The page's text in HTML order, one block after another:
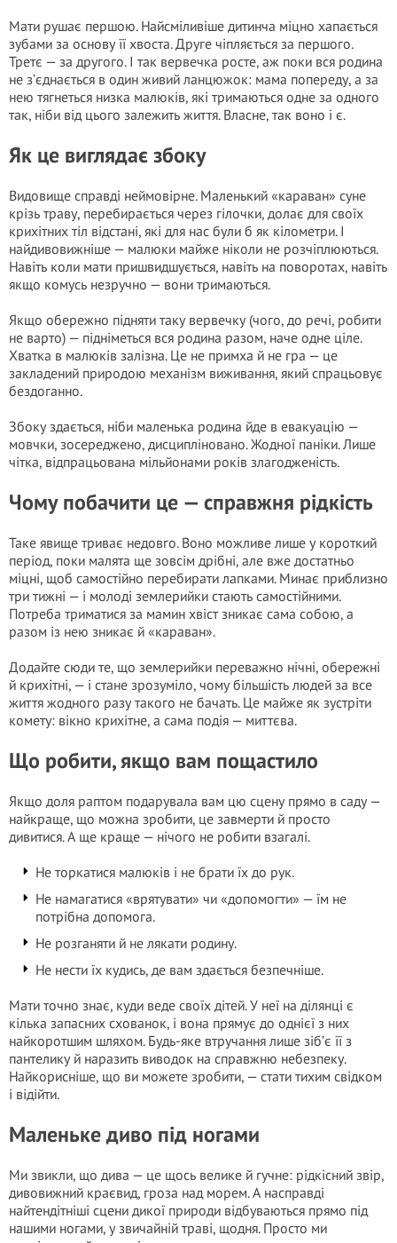
Мати рушає першою. Найсміливіше дитинча міцно хапається
зубами за основу її хвоста. Друге чіпляється за першого.
Третє — за другого. І так вервечка росте, аж поки вся родина
не з’єднається в один живий ланцюжок: мама попереду, а за
нею тягнеться низка малюків, які тримаються одне за одного
так, ніби від цього залежить життя. Власне, так воно і є.
Як це виглядає збоку
Видовище справді неймовірне. Маленький «караван» суне
крізь траву, перебирається через гілочки, долає для своїх
крихітних тіл відстані, які для нас були б як кілометри. І
найдивовижніше — малюки майже ніколи не розчіплюються.
Навіть коли мати пришвидшується, навіть на поворотах, навіть
якщо комусь незручно — вони тримаються.
Якщо обережно підняти таку вервечку (чого, до речі, робити
не варто) — підніметься вся родина разом, наче одне ціле.
Хватка в малюків залізна. Це не примха й не гра — це
закладений природою механізм виживання, який спрацьовує
бездоганно.
Збоку здається, ніби маленька родина йде в евакуацію —
мовчки, зосереджено, дисципліновано. Жодної паніки. Лише
чітка, відпрацьована мільйонами років злагодженість.
Чому побачити це — справжня рідкість
Таке явище триває недовго. Воно можливе лише у короткий
період, поки малята ще зовсім дрібні, але вже достатньо
міцні, щоб самостійно перебирати лапками. Минає приблизно
три тижні — і молоді землерийки стають самостійними.
Потреба триматися за мамин хвіст зникає сама собою, а
разом із нею зникає й «караван».
Додайте сюди те, що землерийки переважно нічні, обережні
й крихітні, — і стане зрозуміло, чому більшість людей за все
життя жодного разу такого не бачать. Це майже як зустріти
комету: вікно крихітне, а сама подія — миттєва.
Що робити, якщо вам пощастило
Якщо доля раптом подарувала вам цю сцену прямо в саду —
найкраще, що можна зробити, це завмерти й просто
дивитися. А ще краще — нічого не робити взагалі.
Не торкатися малюків і не брати їх до рук.
Не намагатися «врятувати» чи «допомогти» — їм не
потрібна допомога.
Не розганяти й не лякати родину.
Не нести їх кудись, де вам здається безпечніше.
Мати точно знає, куди веде своїх дітей. У неї на ділянці є
кілька запасних схованок, і вона прямує до однієї з них
найкоротшим шляхом. Будь-яке втручання лише зіб’є її з
пантелику й наразить виводок на справжню небезпеку.
Найкорисніше, що ви можете зробити, — стати тихим свідком
і відійти.
Маленьке диво під ногами
Ми звикли, що дива — це щось велике й гучне: рідкісний звір,
дивовижний краєвид, гроза над морем. А насправді
найтендітніші сцени дикої природи відбуваються прямо під
нашими ногами, у звичайній траві, щодня. Просто ми